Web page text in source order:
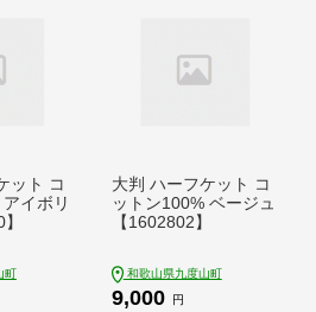
ット コ
イボリ
町
大判 ハーフケット コ
ットン100% ベージュ
【1602802】
和歌山県九度山町
9,000 円